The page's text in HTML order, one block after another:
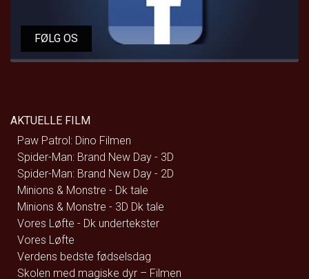
FØLG OS
AKTUELLE FILM
Paw Patrol: Dino Filmen
Spider-Man: Brand New Day - 3D
Spider-Man: Brand New Day - 2D
Minions & Monstre - Dk tale
Minions & Monstre - 3D Dk tale
Vores Løfte - Dk undertekster
Vores Løfte
Verdens bedste fødselsdag
Skolen med magiske dyr – Filmen